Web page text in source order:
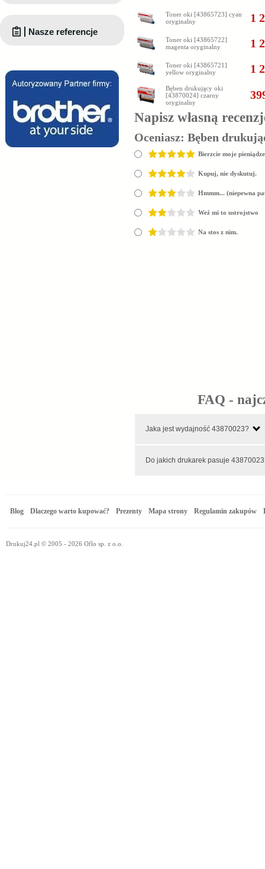
Toner oki [43865723] cyan
oryginalny
1
Toner oki [43865722]
magenta oryginalny
1
Toner oki [43865721]
yellow oryginalny
1
Bęben drukujący oki
[43870024] czarny
oryginalny
Napisz własną
Oceniasz: Bęben
Bierzcie moje
Kupuj, nie dyskutuj.
Hmmm... (niepewna
Weź mi to ustrojstwo
Na stos z nim.
FAQ -
Jaka jest wydajność 43870023?
Do jakich drukarek pasuje
Nasze referencje
Blog Dlaczego warto kupować? Prezenty Mapa strony Regulamin zakupów
Drukuj24.pl © 2005 - 2026 Oflo sp. z o.o.